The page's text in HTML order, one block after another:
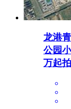
龙港
公园
万起拍